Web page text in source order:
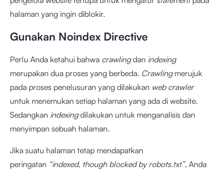
halaman yang ingin diblokir.
Gunakan Noindex Directive
Perlu Anda ketahui bahwa crawlingdan indexing
merupakan dua proses yang berbeda. Crawlingmerujuk
pada proses penelusuran yang dilakukan web crawler
untuk menemukan setiap halaman yang ada di website.
Sedangkan indexingdilakukan untuk menganalisis dan
menyimpan sebuah halaman.
Jika suatu halaman tetap mendapatkan
peringatan “indexed, though blocked by robots.txt”, Anda